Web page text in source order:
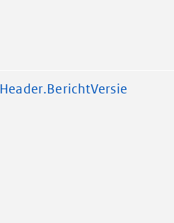
Header.BerichtVersie